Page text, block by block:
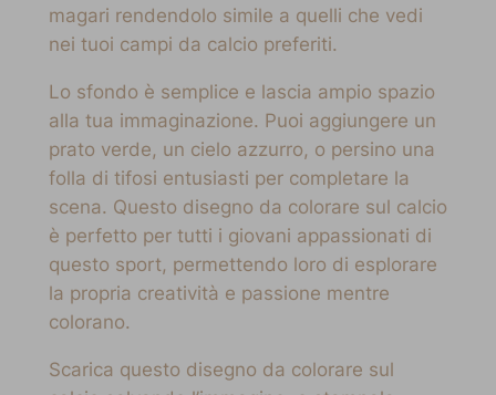
magari rendendolo simile a quelli che vedi
nei tuoi campi da calcio preferiti.
Lo sfondo è semplice e lascia ampio spazio
alla tua immaginazione. Puoi aggiungere un
prato verde, un cielo azzurro, o persino una
folla di tifosi entusiasti per completare la
scena. Questo disegno da colorare sul calcio
è perfetto per tutti i giovani appassionati di
questo sport, permettendo loro di esplorare
la propria creatività e passione mentre
colorano.
Scarica questo disegno da colorare sul